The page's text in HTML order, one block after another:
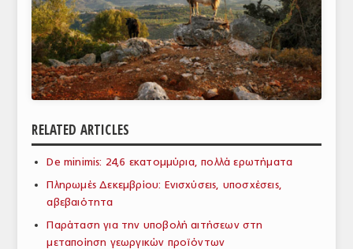
ΕΙΔΗΣΕΙΣ
ΕΥΡΩΠΑΪΚΕΣ ΑΠΟΦΑΣΕΙΣ
ΘΕΜΑΤΑ
ΕΜΠΟΡΙΚΟΣ ΚΑΤΑΛΟΓΟΣ
ΠΑΡΑΓΩΓΗ & ΕΜΠΟΡΙΑ
ΣΦΑΓΕΙΑ
ΠΡΩΤΕΣ ΥΛΕΣ
RELATED ARTICLES
De minimis: 24,6 εκατομμύρια, πολλά ερωτήματα
Πληρωμές Δεκεμβρίου: Ενισχύσεις, υποσχέσεις,
αβεβαιότητα
Παράταση για την υποβολή αιτήσεων στη
μεταποίηση γεωργικών προϊόντων